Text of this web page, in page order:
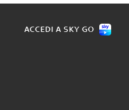
ACCEDI A SKY GO